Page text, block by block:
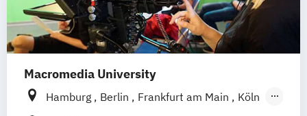
Macromedia University
Hamburg Berlin Frankfurt am Main
Köln